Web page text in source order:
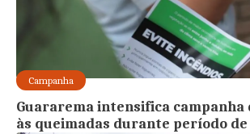
Campanha
Guararema intensifica campanha
às queimadas durante período